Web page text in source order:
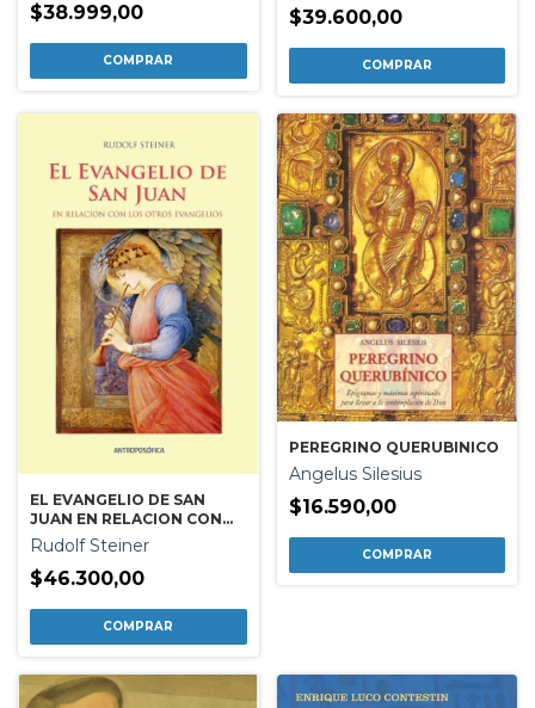
$38.999,00 $39.600,00
EL EVANGELIO DE SAN
JUAN EN RELACION CON
LOS OTROS EVANGELIOS
Rudolf Steiner
$46.300,00
PEREGRINO QUERUBINICO
Angelus Silesius
$16.590,00